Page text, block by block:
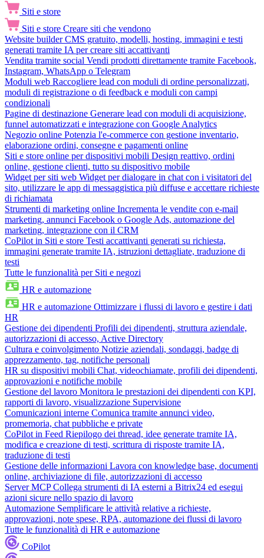
Siti e store
Siti e store Creare siti che vendono
Website builder CMS gratuito, modelli, hosting, immagini e testi
generati tramite IA per creare siti accattivanti
Vendita tramite social Vendi prodotti direttamente tramite Facebook,
Instagram, WhatsApp o Telegram
Moduli web Raccogliere lead con moduli di ordine personalizzati,
moduli di registrazione o di feedback e moduli con campi
condizionali
Pagine di destinazione Generare lead con moduli di acquisizione,
funnel automatizzati e integrazione con Google Analytics
Negozio online Potenzia l'e-commerce con gestione inventario,
elaborazione ordini, consegne e pagamenti online
Siti e store online per dispositivi mobili Design reattivo, ordini
online, gestione clienti, tutto su dispositivo mobile
Widget per siti web Widget per dialogare in chat con i visitatori del
sito, utilizzare le app di messaggistica più diffuse e accettare richieste
di richiamata
Strumenti di marketing online Incrementa le vendite con e-mail
marketing, annunci Facebook o Google Ads, automazione del
marketing, integrazione con il CRM
CoPilot in Siti e store Testi accattivanti generati su richiesta,
immagini generate tramite IA, istruzioni dettagliate, traduzione di
testi
Tutte le funzionalità per Siti e negozi
HR e automazione
HR e automazione Ottimizzare i flussi di lavoro e gestire i dati
HR
Gestione dei dipendenti Profili dei dipendenti, struttura aziendale,
autorizzazioni di accesso, Active Directory
Cultura e coinvolgimento Notizie aziendali, sondaggi, badge di
apprezzamento, tag, notifiche personali
HR su dispositivi mobili Chat, videochiamate, profili dei dipendenti,
approvazioni e notifiche mobile
Gestione del lavoro Monitora le prestazioni dei dipendenti con KPI,
rapporti di lavoro, visualizzazione Supervisione
Comunicazioni interne Comunica tramite annunci video,
promemoria, chat pubbliche e private
CoPilot in Feed Riepilogo dei thread, idee generate tramite IA,
modifica e creazione di testi, scrittura di risposte tramite IA,
traduzione di testi
Gestione delle informazioni Lavora con knowledge base, documenti
online, archiviazione di file, autorizzazioni di accesso
Server MCP Collega strumenti di IA esterni a Bitrix24 ed esegui
azioni sicure nello spazio di lavoro
Automazione Semplificare le attività relative a richieste,
approvazioni, note spese, RPA, automazione dei flussi di lavoro
Tutte le funzionalità di HR e automazione
CoPilot